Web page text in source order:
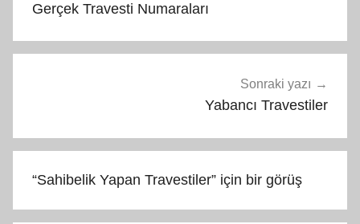
Gerçek Travesti Numaraları
Sonraki yazı
Yabancı Travestiler
“Sahibelik Yapan Travestiler” için bir görüş